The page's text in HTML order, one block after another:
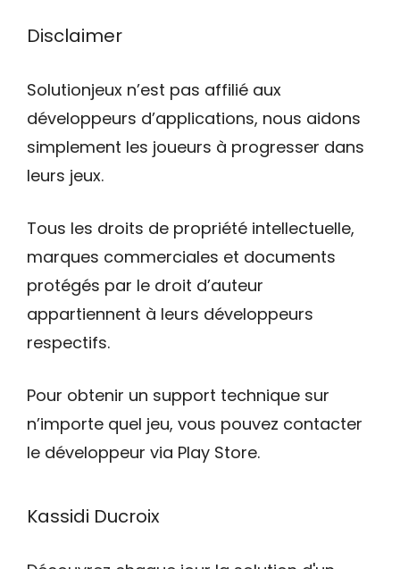
Disclaimer
Solutionjeux n’est pas affilié aux
développeurs d’applications, nous aidons
simplement les joueurs à progresser dans
leurs jeux.
Tous les droits de propriété intellectuelle,
marques commerciales et documents
protégés par le droit d’auteur
appartiennent à leurs développeurs
respectifs.
Pour obtenir un support technique sur
n’importe quel jeu, vous pouvez contacter
le développeur via Play Store.
Kassidi Ducroix